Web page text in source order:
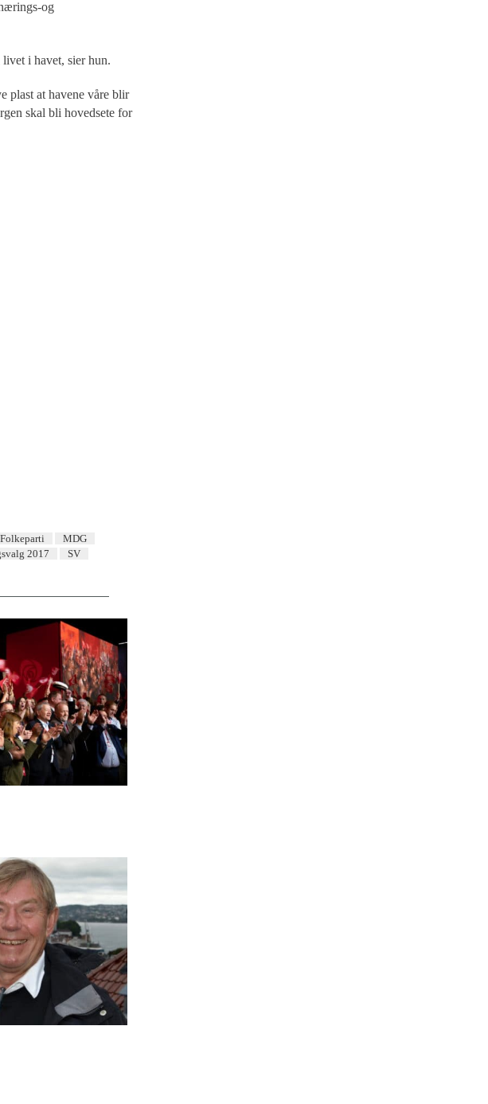
og
i havet, sier hun.
plast at havene våre blir
skal bli hovedsete for
MDG
2017
SV